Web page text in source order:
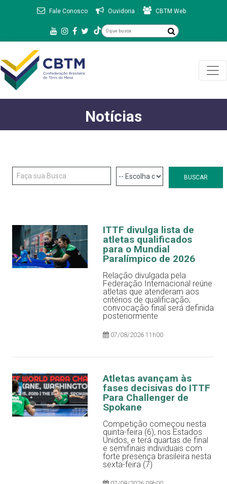
Fale Conosco Ouvidoria CBTM Web
Notícias
BUSCAR
ITTF divulga lista de
atletas qualificados
para o Mundial
Paralímpico de 2026
Relação divulgada pela
Federação Internacional reúne
atletas que atenderam aos
critérios de qualificação;
convocação final será definida
posteriormente
07/08/2026 11h00
Atletas avançam às
fases decisivas do ITTF
Para Challenger de
Spokane
Competição começou nesta
quinta-feira (6), nos Estados
Unidos, e terá quartas de final
e semifinais individuais com
forte presença brasileira nesta
sexta-feira (7)